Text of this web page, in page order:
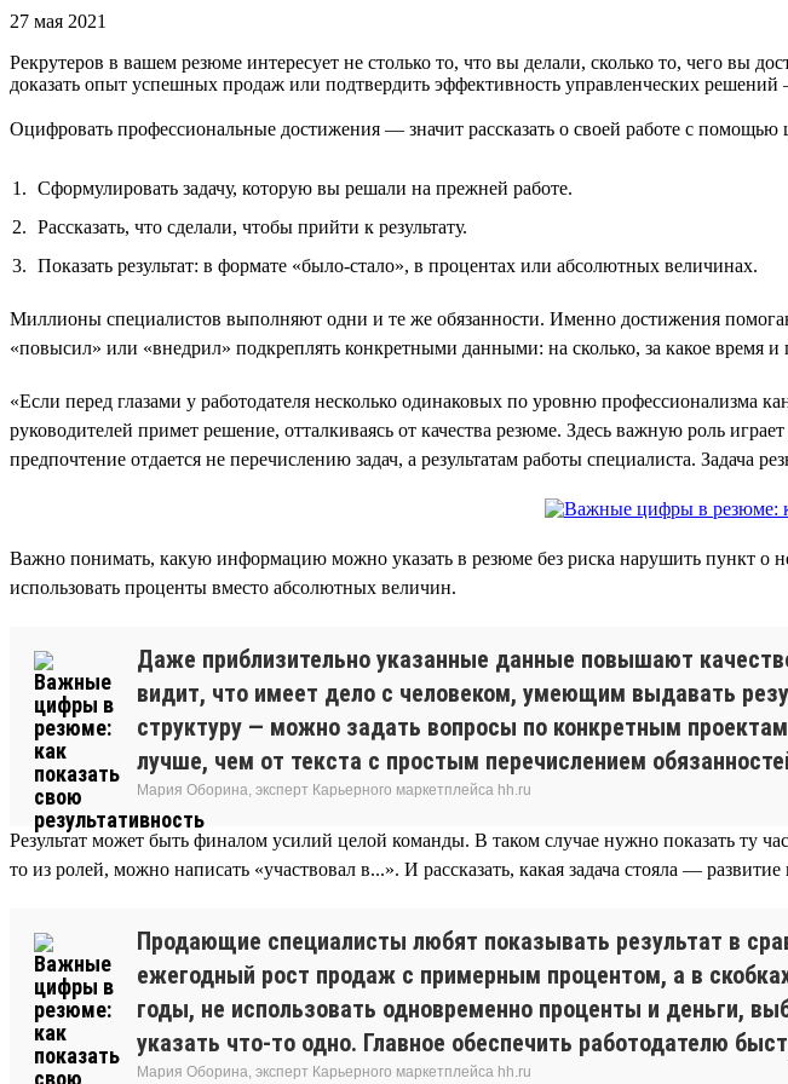
27 мая 2021
Рекрутеров в вашем резюме интересует не столько то, что вы делали, сколько то, чего вы
доказать опыт успешных продаж или подтвердить эффективность управленческих
Оцифровать профессиональные достижения — значит рассказать о своей работе с помощью
Сформулировать задачу, которую вы решали на прежней работе.
Рассказать, что сделали, чтобы прийти к результату.
Показать результат: в формате «было-стало», в процентах или абсолютных величинах.
Миллионы специалистов выполняют одни и те же обязанности. Именно достижения
«повысил» или «внедрил» подкреплять конкретными данными: на сколько, за какое время
«Если перед глазами у работодателя несколько одинаковых по уровню профессионализма
руководителей примет решение, отталкиваясь от качества резюме. Здесь важную роль
предпочтение отдается не перечислению задач, а результатам работы специалиста. Задача
Важно понимать, какую информацию можно указать в резюме без риска нарушить пункт
использовать проценты вместо абсолютных величин.
Даже приблизительно указанные данные повышают
видит, что имеет дело с человеком, умеющим выдавать
структуру — можно задать вопросы по конкретным
лучше, чем от текста с простым перечислением
Мария Оборина, эксперт Карьерного маркетплейса hh.ru
Результат может быть финалом усилий целой команды. В таком случае нужно показать ту
то из ролей, можно написать «участвовал в...». И рассказать, какая задача стояла —
Продающие специалисты любят показывать результат в
ежегодный рост продаж с примерным процентом, а в
годы, не использовать одновременно проценты и деньги,
указать что-то одно. Главное обеспечить работодателю
Мария Оборина, эксперт Карьерного маркетплейса hh.ru